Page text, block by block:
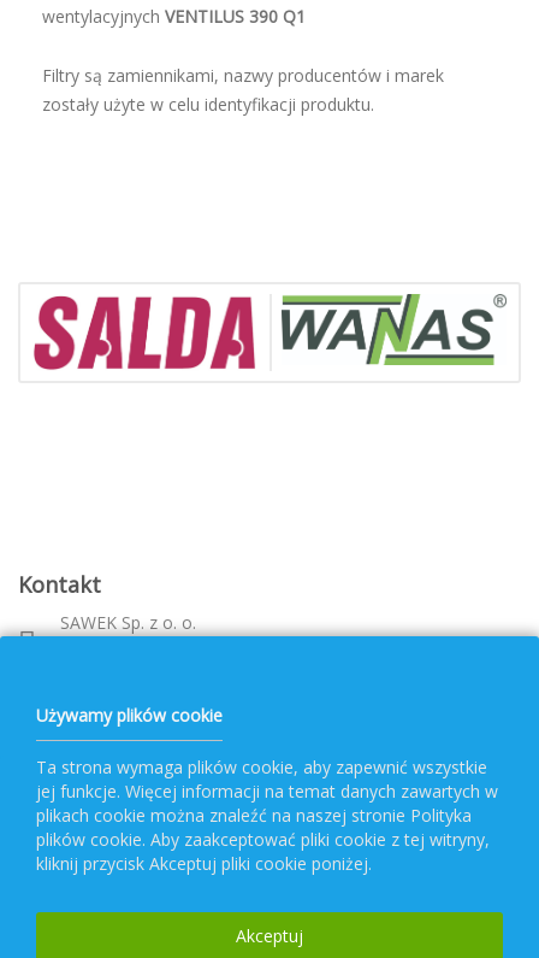
wentylacyjnych VENTILUS 390 Q1
Filtry są zamiennikami, nazwy producentów i marek
zostały użyte w celu identyfikacji produktu.
Kontakt
SAWEK Sp. z o. o.
Metalowca 26, 39-460 Nowa Dęba
+ 48 796 477 417
Obsługa PVF
Popularne kategorie
Używamy plików cookie
Ta strona wymaga plików cookie, aby zapewnić wszystkie
jej funkcje. Więcej informacji na temat danych zawartych w
plikach cookie można znaleźć na naszej stronie Polityka
plików cookie. Aby zaakceptować pliki cookie z tej witryny,
kliknij przycisk Akceptuj pliki cookie poniżej.
Akceptuj